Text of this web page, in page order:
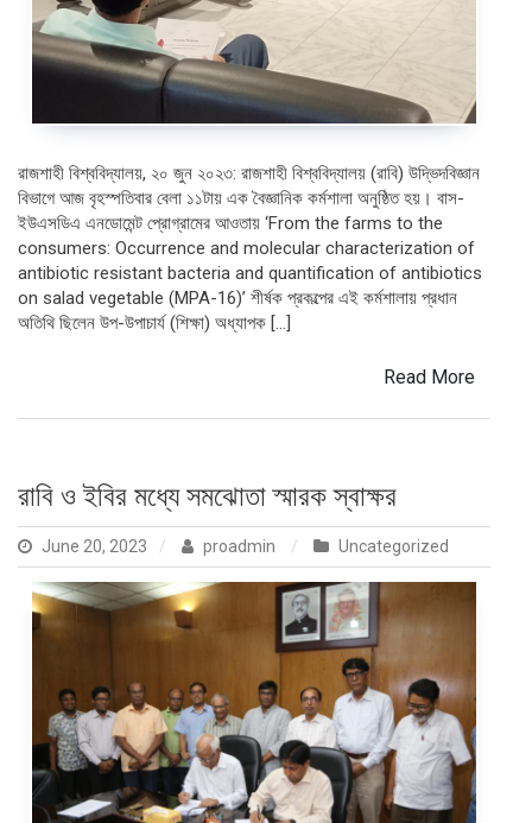
রাজশাহী বিশ্ববিদ্যালয়, ২০ জুন ২০২৩: রাজশাহী বিশ্ববিদ্যালয় (রাবি) উদ্ভিদবিজ্ঞান
বিভাগে আজ বৃহস্পতিবার বেলা ১১টায় এক বৈজ্ঞানিক কর্মশালা অনুষ্ঠিত হয়। বাস-
ইউএসডিএ এনডোমেন্ট প্রোগ্রামের আওতায় ‘From the farms to the
consumers: Occurrence and molecular characterization of
antibiotic resistant bacteria and quantification of antibiotics
on salad vegetable (MPA-16)’ শীর্ষক প্রকল্পের এই কর্মশালায় প্রধান
অতিথি ছিলেন উপ-উপাচার্য (শিক্ষা) অধ্যাপক […]
Read More
রাবি ও ইবির মধ্যে সমঝোতা স্মারক স্বাক্ষর
June 20, 2023 proadmin Uncategorized